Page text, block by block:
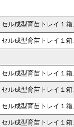
セル成型育苗トレイ１
セル成型育苗トレイ１
セル成型育苗トレイ１
セル成型育苗トレイ１
セル成型育苗トレイ１
セル成型育苗トレイ１